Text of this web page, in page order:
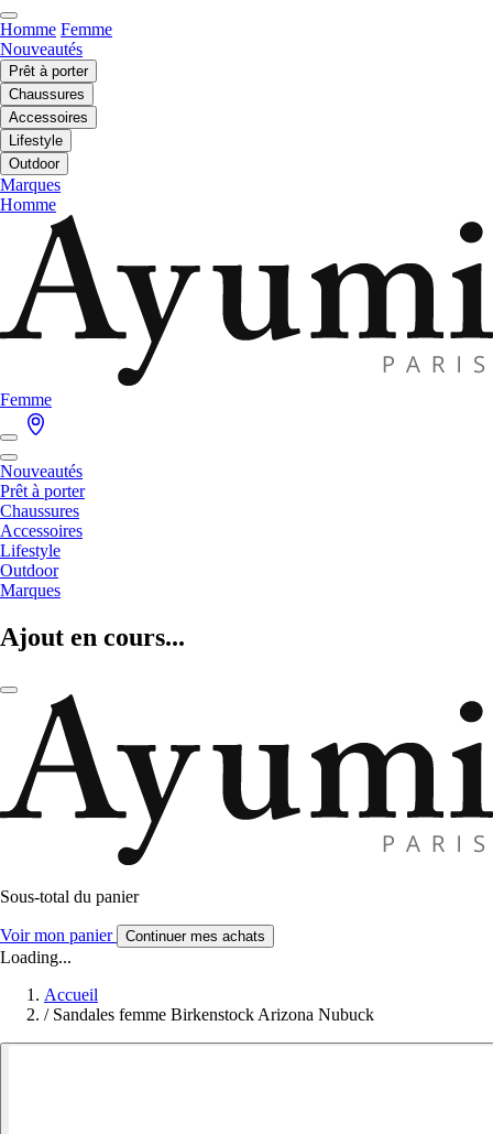
Homme Femme
Nouveautés
Prêt à porter
Chaussures
Accessoires
Lifestyle
Outdoor
Marques
Homme
Femme
Nouveautés
Prêt à porter
Chaussures
Accessoires
Lifestyle
Outdoor
Marques
Ajout en cours...
Sous-total du panier
Voir mon panier Continuer mes achats
Loading...
Accueil
/ Sandales femme Birkenstock Arizona Nubuck